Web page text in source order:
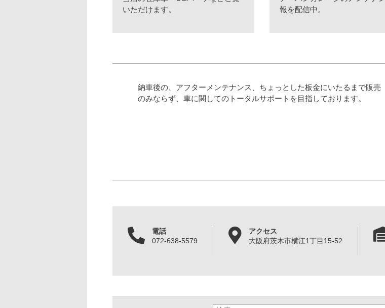
いただけます。
報を配信中。
納車後の、アフターメンテナンス、ちょっとした板金にいたるまで販売
のみならず、車に関してのトータルサポートを目指しております。
電話
072-638-5579
アクセス
大阪府茨木市横江1丁目15-52